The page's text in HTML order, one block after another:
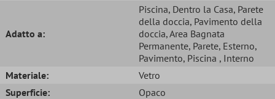
Adatto a:
Piscina, Dentro la Casa, Parete
della doccia, Pavimento della
doccia, Area Bagnata
Permanente, Parete, Esterno,
Pavimento, Piscina , Interno
Materiale:
Vetro
Superficie:
Opaco